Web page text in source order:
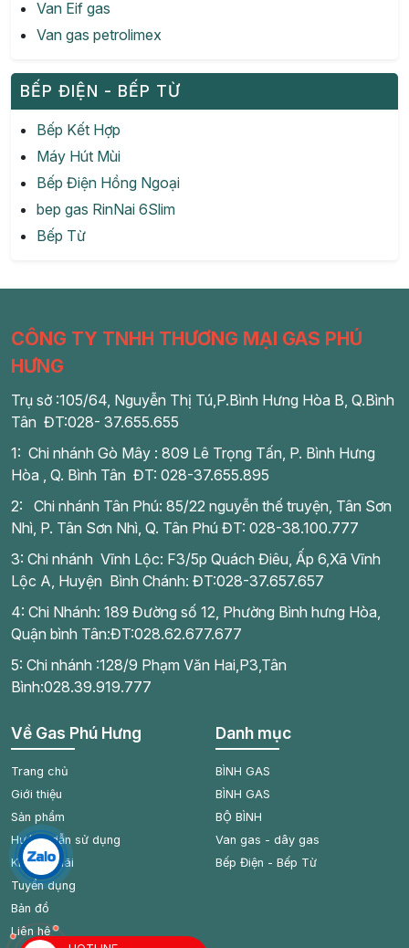
Van Eif gas
Van gas petrolimex
BẾP ĐIỆN - BẾP TỪ
Bếp Kết Hợp
Máy Hút Mùi
Bếp Điện Hồng Ngoại
bep gas RinNai 6Slim
Bếp Từ
CÔNG TY TNHH THƯƠNG MẠI GAS PHÚ
HƯNG
Trụ sở :105/64, Nguyễn Thị Tú,P.Bình Hưng Hòa B, Q.Bình
Tân ĐT:028- 37.655.655
1: Chi nhánh Gò Mây : 809 Lê Trọng Tấn, P. Bình Hưng
Hòa , Q. Bình Tân ĐT: 028-37.655.895
2: Chi nhánh Tân Phú: 85/22 nguyễn thế truyện, Tân Sơn
Nhì, P. Tân Sơn Nhì, Q. Tân Phú ĐT: 028-38.100.777
3: Chi nhánh Vĩnh Lộc: F3/5p Quách Điêu, Ấp 6,Xã Vĩnh
Lộc A, Huyện Bình Chánh: ĐT:028-37.657.657
4: Chi Nhánh: 189 Đường số 12, Phường Bình hưng Hòa,
Quận bình Tân:ĐT:028.62.677.677
5: Chi nhánh :128/9 Phạm Văn Hai,P3,Tân
Bình:028.39.919.777
Về Gas Phú Hưng
Trang chủ
Giới thiệu
Sản phẩm
Hướng dẫn sử dụng
Khuyến mãi
Tuyển dụng
Bản đồ
Liên hệ
Danh mục
BÌNH GAS
BÌNH GAS
BỘ BÌNH
Van gas - dây gas
Bếp Điện - Bếp Từ